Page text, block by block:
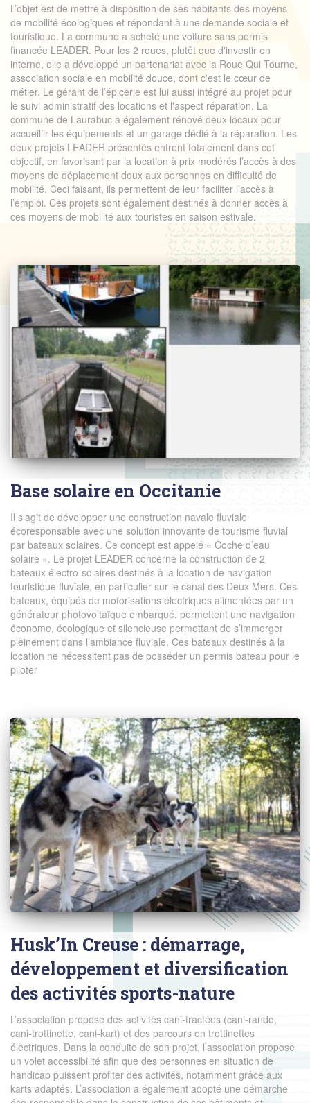
L’objet est de mettre à disposition de ses habitants des moyens
de mobilité écologiques et répondant à une demande sociale et
touristique. La commune a acheté une voiture sans permis
financée LEADER. Pour les 2 roues, plutôt que d'investir en
interne, elle a développé un partenariat avec la Roue Qui Tourne,
association sociale en mobilité douce, dont c'est le cœur de
métier. Le gérant de l’épicerie est lui aussi intégré au projet pour
le suivi administratif des locations et l'aspect réparation. La
commune de Laurabuc a également rénové deux locaux pour
accueillir les équipements et un garage dédié à la réparation. Les
deux projets LEADER présentés entrent totalement dans cet
objectif, en favorisant par la location à prix modérés l’accès à des
moyens de déplacement doux aux personnes en difficulté de
mobilité. Ceci faisant, ils permettent de leur faciliter l’accès à
l’emploi. Ces projets sont également destinés à donner accès à
ces moyens de mobilité aux touristes en saison estivale.
Base solaire en Occitanie
Il s’agit de développer une construction navale fluviale
écoresponsable avec une solution innovante de tourisme fluvial
par bateaux solaires. Ce concept est appelé « Coche d’eau
solaire ». Le projet LEADER concerne la construction de 2
bateaux électro-solaires destinés à la location de navigation
touristique fluviale, en particulier sur le canal des Deux Mers. Ces
bateaux, équipés de motorisations électriques alimentées par un
générateur photovoltaïque embarqué, permettent une navigation
économe, écologique et silencieuse permettant de s’immerger
pleinement dans l’ambiance fluviale. Ces bateaux destinés à la
location ne nécessitent pas de posséder un permis bateau pour le
piloter
Husk’In Creuse : démarrage,
développement et diversification
des activités sports-nature
L’association propose des activités cani-tractées (cani-rando,
cani-trottinette, cani-kart) et des parcours en trottinettes
électriques. Dans la conduite de son projet, l’association propose
un volet accessibilité afin que des personnes en situation de
handicap puissent profiter des activités, notamment grâce aux
karts adaptés. L’association a également adopté une démarche